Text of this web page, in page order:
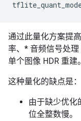
通过此量化方案提
率、* 音频信号处
单个图像 HDR 重建。
这种量化的缺点是：
由于缺少优化
位全整数慢。